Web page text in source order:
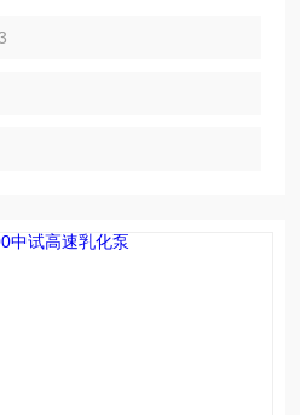
换，适合不同的工艺应用。该系